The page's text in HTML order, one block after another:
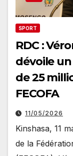
SPORT
RDC :
dévoile
de 25
FECOFA
11/05/2026
Kinshasa, 11
de la